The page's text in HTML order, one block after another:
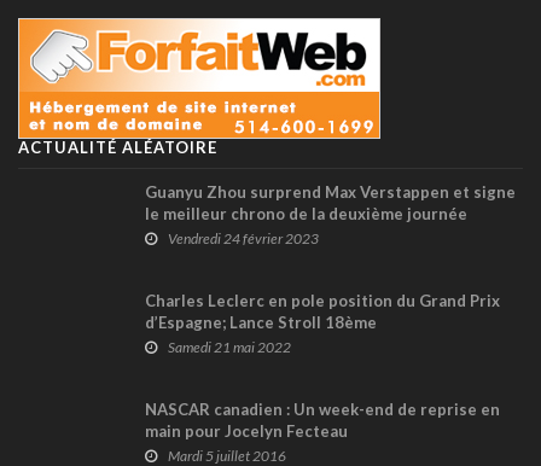
ACTUALITÉ ALÉATOIRE
Guanyu Zhou surprend Max Verstappen et signe
le meilleur chrono de la deuxième journée
d’essais présaison !
Vendredi 24 février 2023
Charles Leclerc en pole position du Grand Prix
d’Espagne; Lance Stroll 18ème
Samedi 21 mai 2022
NASCAR canadien : Un week-end de reprise en
main pour Jocelyn Fecteau
Mardi 5 juillet 2016